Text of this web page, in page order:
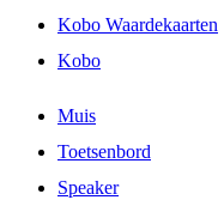
Kobo Waardekaarten
Kobo
Muis
Toetsenbord
Speaker